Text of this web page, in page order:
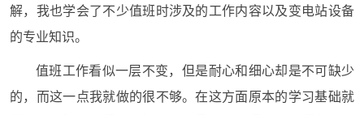
解，我也学会了不少值班时涉及的工作内容以及变电站设备
的专业知识。
值班工作看似一层不变，但是耐心和细心却是不可缺少
的，而这一点我就做的很不够。在这方面原本的学习基础就